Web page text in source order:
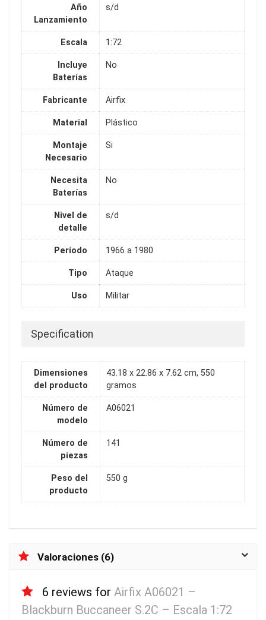
Año
Lanzamiento
s/d
Escala 1:72
Incluye
Baterías
No
Fabricante Airfix
Material Plástico
Montaje
Necesario
Si
Necesita
Baterías
No
Nivel de
detalle
s/d
Período 1966 a 1980
Tipo Ataque
Uso Militar
Specification
Dimensiones
del producto
43.18 x 22.86 x 7.62 cm, 550
gramos
Número de
modelo
A06021
Número de
piezas
141
Peso del
producto
550 g
Valoraciones (6)
6 reviews for Airfix A06021 –
Blackburn Buccaneer S.2C – Escala 1:72